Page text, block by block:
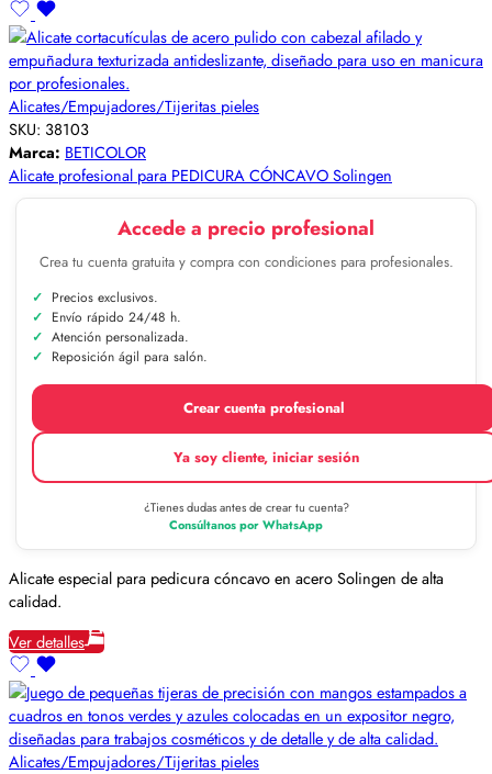
Alicates/Empujadores/Tijeritas pieles
SKU: 38103
Marca: BETICOLOR
Alicate profesional para PEDICURA CÓNCAVO Solingen
Accede a precio profesional
Crea tu cuenta gratuita y compra con condiciones para profesionales.
Precios exclusivos.
Envío rápido 24/48 h.
Atención personalizada.
Reposición ágil para salón.
Crear cuenta profesional
Ya soy cliente, iniciar sesión
¿Tienes dudas antes de crear tu cuenta?
Consúltanos por WhatsApp
Alicate especial para pedicura cóncavo en acero Solingen de alta
calidad.
Ver detalles
Alicates/Empujadores/Tijeritas pieles